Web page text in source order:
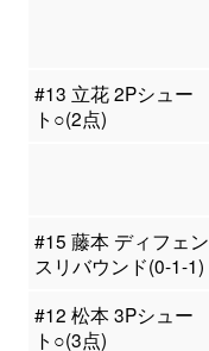
#13 立花 2Pシュー
ト○(2点)
#15 藤本 ディフェン
スリバウンド(0-1-1)
#12 松本 3Pシュー
ト○(3点)